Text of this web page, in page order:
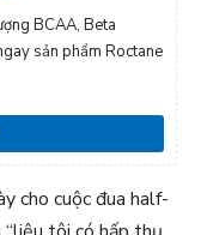
BCAA, Beta
sản phẩm Roctane
cho cuộc đua half-